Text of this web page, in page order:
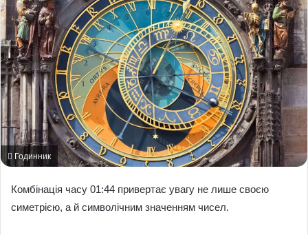
Годинник
Комбінація часу 01:44 привертає увагу не лише своєю
симетрією, а й символічним значенням чисел.